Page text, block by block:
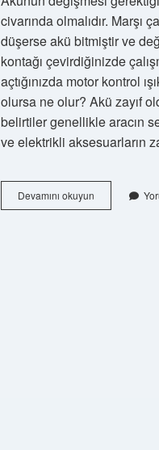
civarında olmalıdır. Marşı
düşerse akü bitmiştir ve
kontağı çevirdiğinizde
açtığınızda motor kontrol
olursa ne olur? Akü zayıf
belirtiler genellikle aracın
ve elektrikli aksesuarların
Devamını okuyun
Zayıf